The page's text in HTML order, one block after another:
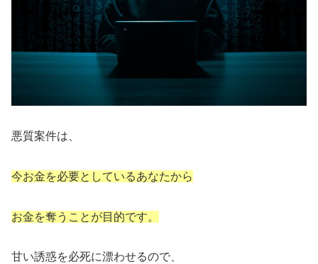
悪質案件は、
今お金を必要としているあなたから
お金を奪うことが目的です。
甘い誘惑を必死に漂わせるので、